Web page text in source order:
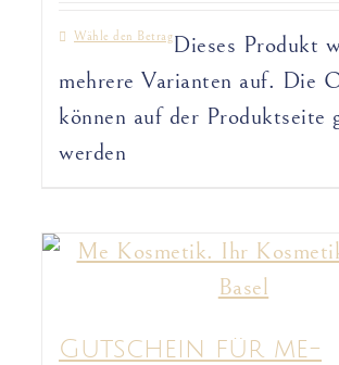
Wähle den BetragDieses Produkt
mehrere Varianten auf. Die
können auf der Produktseite
werden
Gutschein für me-